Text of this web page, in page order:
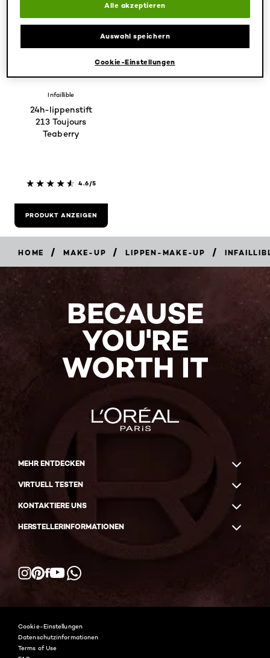
[Color]: #90343F
[Color]: #874946
[Color]: #8E4C4A
[Color]: #924F5D
[Color]: #BB3064
More shades are available
Infaillible
24h-lippenstift
213 Toujours
Teaberry
4.6/5
PRODUKT ANZEIGEN
HOME / MAKE-UP / LIPPEN-MAKE-UP /
BECAUSE
YOU'RE
WORTH IT
MEHR ENTDECKEN
VIRTUELL TESTEN
KONTAKTIERE UNS
HERSTELLERINFORMATIONEN
Facebook
YouTube
Cookie-Einstellungen
Datenschutzinformationen
Terms of Use
Alle akzeptieren
Auswahl speichern
Cookie-Einstellungen